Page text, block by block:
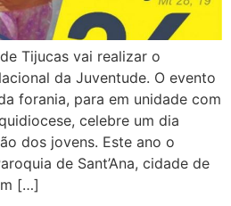
Tijucas vai realizar o
da Juventude. O evento
forania, para em unidade com
celebre um dia
dos jovens. Este ano o
de Sant’Ana, cidade de
[…]